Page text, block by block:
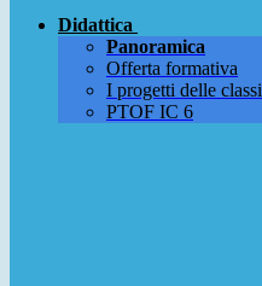
Didattica
Panoramica
Offerta formativa
I progetti delle classi
PTOF IC 6